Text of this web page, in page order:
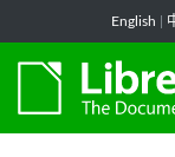
English